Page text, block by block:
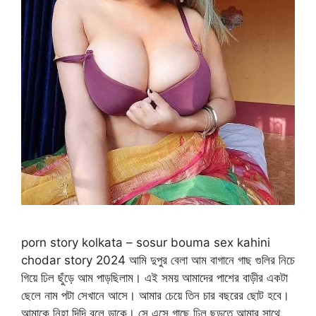
porn story kolkata – sosur bouma sex kahini
chodar story 2024 আমি দুপুর বেলা আম বাগানে গাছ গুলির নিচে
গিয়ে ঢিল ছুঁড়ে আম পাড়ছিলাম। এই সময় আমাদের পাশের বাড়ীর একটা
ছেলে নাম পটা সেখানে আসে। আমার চেয়ে তিন চার বছরের ছোট হবে।
আমাকে নিহা দিদি বলে ডাকে। সে এসে গাছে ঢিল ছুড়তে আমার সাথে